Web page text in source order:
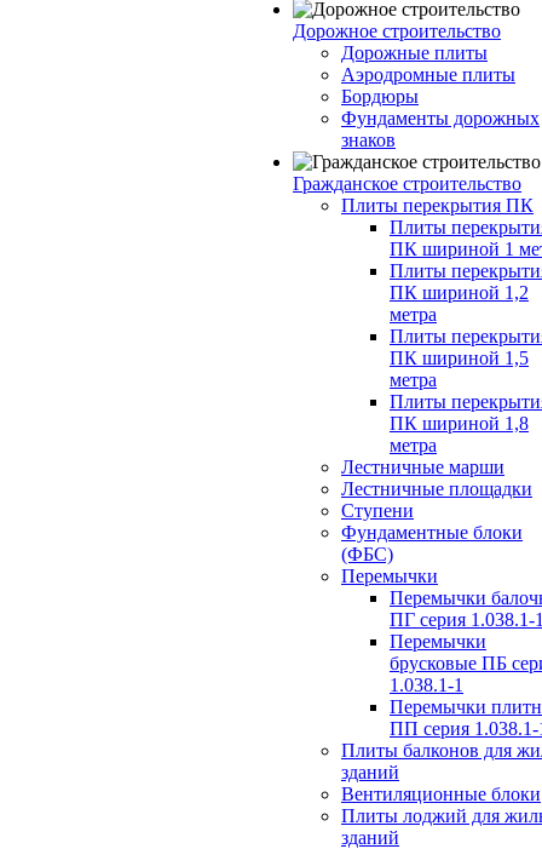
Дорожное строительство
Дорожные плиты
Аэродромные плиты
Бордюры
Фундаменты дорожных
знаков
Гражданское строительство
Плиты перекрытия ПК
Плиты
ПК шириной 1
Плиты
ПК шириной 1,2
метра
Плиты
ПК шириной 1,5
метра
Плиты
ПК шириной 1,8
метра
Лестничные марши
Лестничные площадки
Ступени
Фундаментные блоки
(ФБС)
Перемычки
Перемычки
ПГ серия 1.038.1-
Перемычки
брусковые ПБ
1.038.1-1
Перемычки
ПП серия 1.038.1-
Плиты балконов для
зданий
Вентиляционные блоки
Плиты лоджий для
зданий